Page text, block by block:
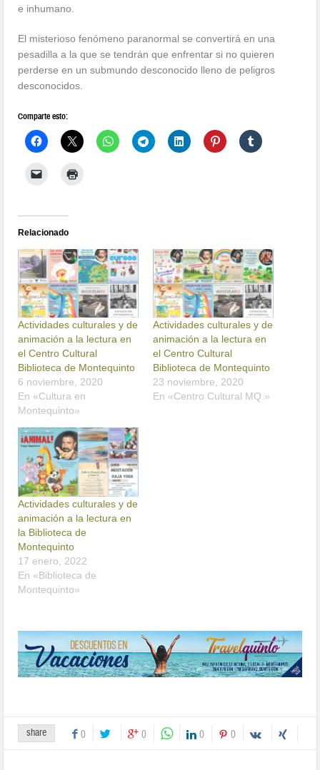
e inhumano.
El misterioso fenómeno paranormal se convertirá en una
pesadilla a la que se tendrán que enfrentar si no quieren
perderse en un submundo desconocido lleno de peligros
desconocidos.
Comparte esto:
Relacionado
Actividades culturales y de
animación a la lectura en
el Centro Cultural
Biblioteca de Montequinto
6 noviembre, 2020
En «Cultura en
Montequinto»
Actividades culturales y de
animación a la lectura en
el Centro Cultural
Biblioteca de Montequinto
23 noviembre, 2020
En «Centro Cultural MQ.»
Actividades culturales y de
animación a la lectura en
la Biblioteca de
Montequinto
17 enero, 2022
En «Biblioteca de
Montequinto»
share 0 0 0 0